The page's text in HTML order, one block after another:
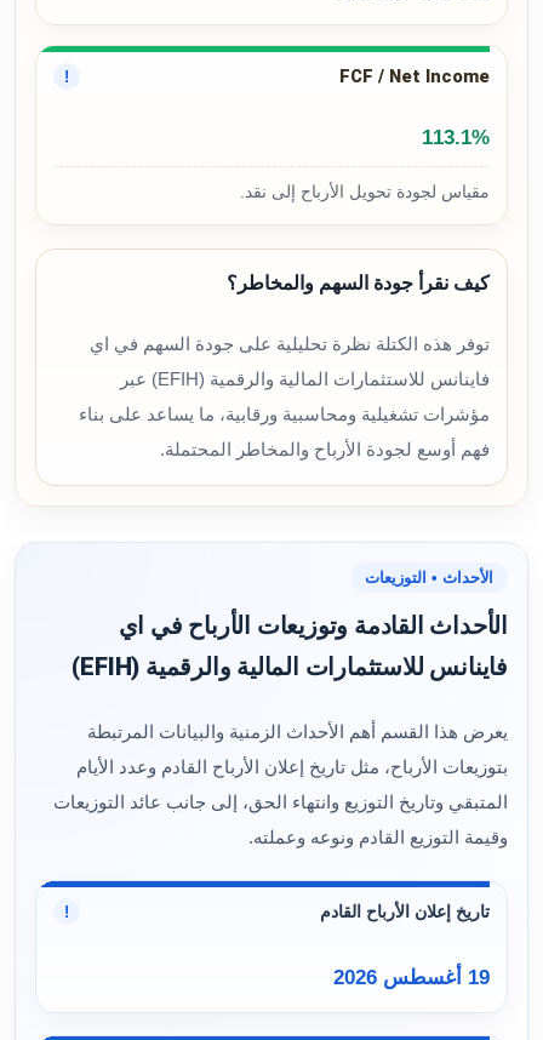
FCF / Net Income
!
113.1%
مقياس لجودة تحويل الأرباح إلى نقد.
كيف نقرأ جودة السهم والمخاطر؟
توفر هذه الكتلة نظرة تحليلية على جودة السهم في اي
فاينانس للاستثمارات المالية والرقمية (EFIH) عبر
مؤشرات تشغيلية ومحاسبية ورقابية، ما يساعد على بناء
فهم أوسع لجودة الأرباح والمخاطر المحتملة.
الأحداث • التوزيعات
الأحداث القادمة وتوزيعات الأرباح في اي
فاينانس للاستثمارات المالية والرقمية (EFIH)
يعرض هذا القسم أهم الأحداث الزمنية والبيانات المرتبطة
بتوزيعات الأرباح، مثل تاريخ إعلان الأرباح القادم وعدد الأيام
المتبقي وتاريخ التوزيع وانتهاء الحق، إلى جانب عائد التوزيعات
وقيمة التوزيع القادم ونوعه وعملته.
تاريخ إعلان الأرباح القادم !
19 أغسطس 2026